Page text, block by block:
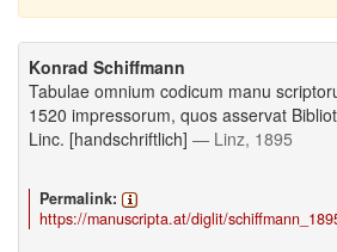
Konrad Schiffmann
Tabulae omnium codicum manu
1520 impressorum, quos asservat
Linc. [handschriftlich] — Linz, 1895
Permalink:
https://manuscripta.at/diglit/